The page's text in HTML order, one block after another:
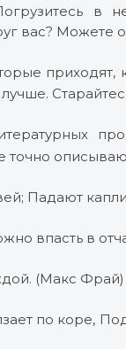
в
вас? Можете
точно
Падают
впасть в
(Макс Фрай)
по коре,